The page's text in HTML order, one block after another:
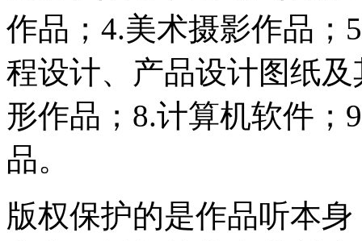
作品；4.美术摄影作品；
程设计、产品设计图纸
形作品；8.计算机软件；
品。
版权保护的是作品听本